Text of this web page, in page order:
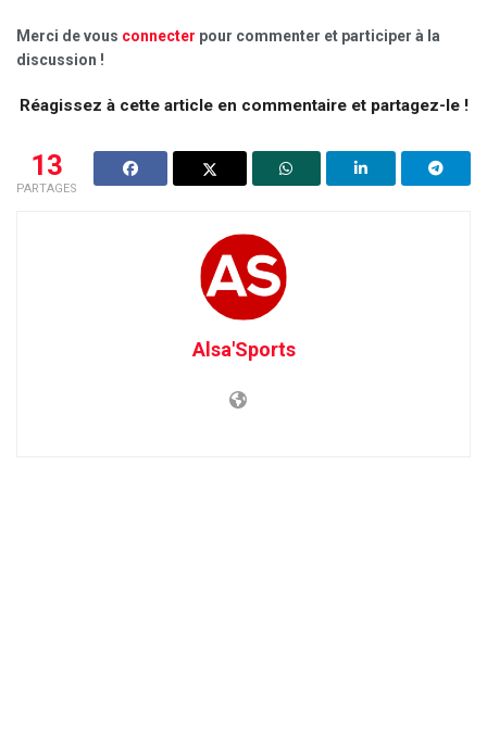
Merci de vous connecter pour commenter et participer à la
discussion !
Réagissez à cette article en commentaire et partagez-le !
13
PARTAGES
Alsa'Sports